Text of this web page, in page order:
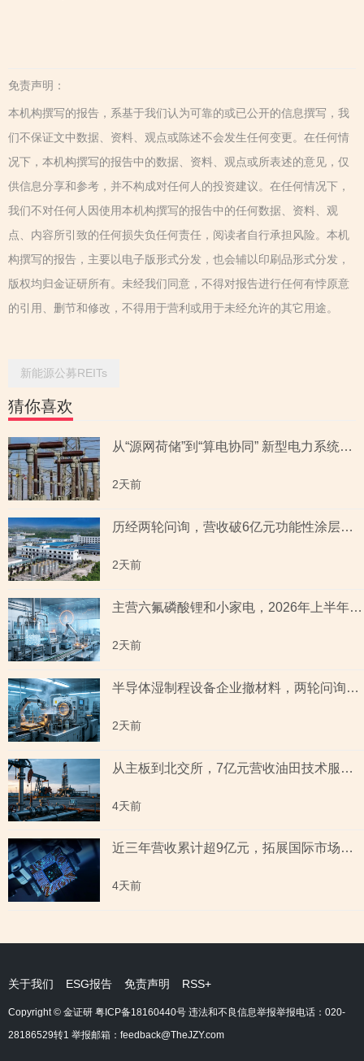
免责声明：
本机构撰写的报告，系基于我们认为可靠的或已公开的信息撰写，我
们不保证文中数据、资料、观点或陈述不会发生任何变更。在任何情
况下，本机构撰写的报告中的数据、资料、观点或所表述的意见，仅
供信息分享和参考，并不构成对任何人的投资建议。在任何情况下，
我们不对任何人因使用本机构撰写的报告中的任何数据、资料、观
点、内容所引致的任何损失负任何责任，阅读者自行承担风险。本机
构撰写的报告，主要以电子版形式分发，也会辅以印刷品形式分发，
版权均归金证研所有。未经我们同意，不得对报告进行任何有悖原意
的引用、删节和修改，不得用于营利或用于未经允许的其它用途。
新能源公募REITs
猜你喜欢
从“源网荷储”到“算电协同” 新型电力系统指数全景透视六大赛道
2天前
历经两轮问询，营收破6亿元功能性涂层材料企业“撤稿”，应收账款坏账计提充分性及销售费用率低于同行均值合理性遭“连环问”
2天前
主营六氟磷酸锂和小家电，2026年上半年预测盈利超2亿元，虚增收入被ST背后子公司未完成业绩承诺
2天前
半导体湿制程设备企业撤材料，两轮问询聚焦收入确认时点准确性，原材料采购公允性引关注
2天前
从主板到北交所，7亿元营收油田技术服务商两次撤单，募投项目必要性与核心技术竞争力遭“拷问”
4天前
近三年营收累计超9亿元，拓展国际市场背后外销收入合计六百余万元，辅导期间参与高校牵头的重点研发项目，大客户股东或与该高校人员“同名”
4天前
关于我们 ESG报告 免责声明 RSS+
Copyright © 金证研 粤ICP备18160440号 违法和不良信息举报举报电话：020-
28186529转1 举报邮箱：feedback@TheJZY.com